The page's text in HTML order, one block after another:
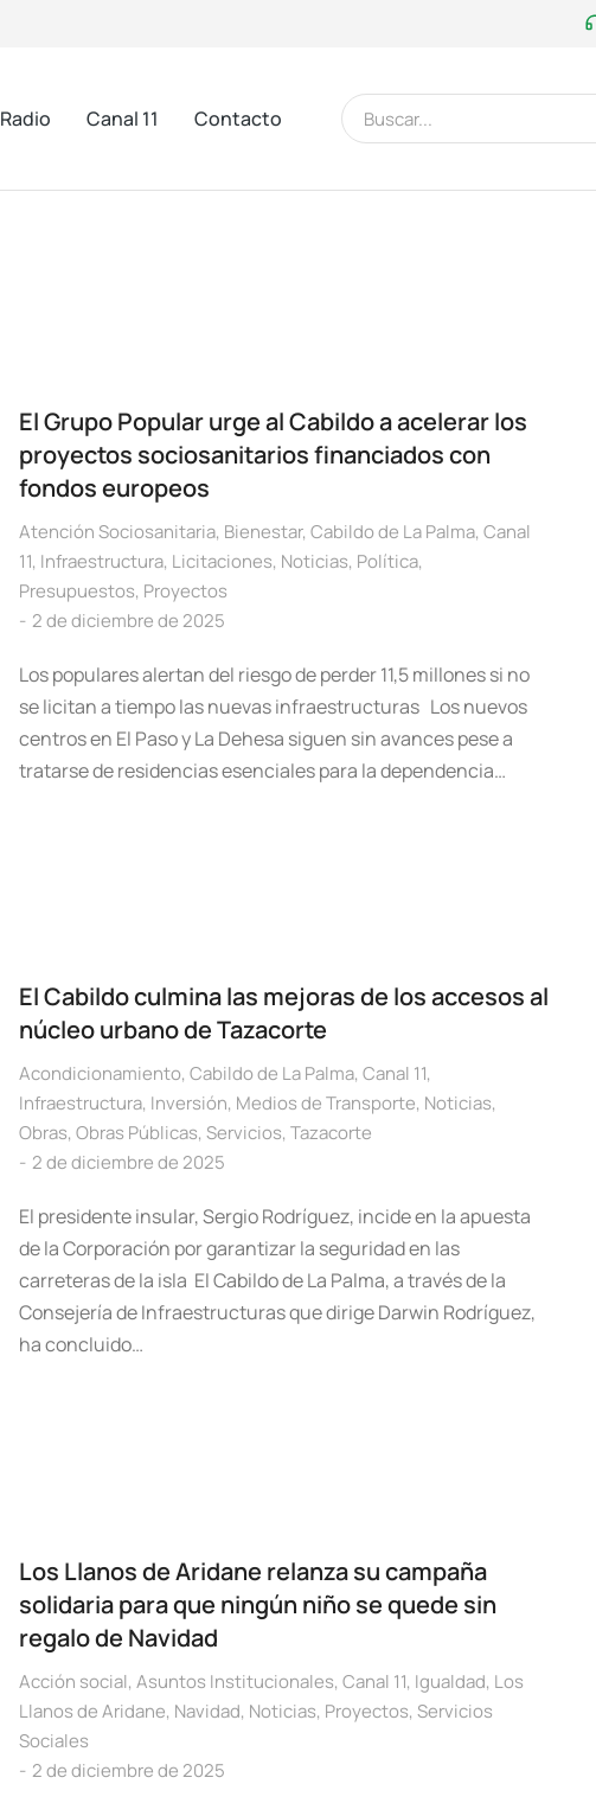
Radio Canal 11 Contacto
El Grupo Popular urge al Cabildo a acelerar los
proyectos sociosanitarios financiados con
fondos europeos
Atención Sociosanitaria, Bienestar, Cabildo de La Palma, Canal
11, Infraestructura, Licitaciones, Noticias, Política,
Presupuestos, Proyectos
2 de diciembre de 2025
Los populares alertan del riesgo de perder 11,5 millones si no
se licitan a tiempo las nuevas infraestructuras Los nuevos
centros en El Paso y La Dehesa siguen sin avances pese a
tratarse de residencias esenciales para la dependencia…
El Cabildo culmina las mejoras de los accesos al
núcleo urbano de Tazacorte
Acondicionamiento, Cabildo de La Palma, Canal 11,
Infraestructura, Inversión, Medios de Transporte, Noticias,
Obras, Obras Públicas, Servicios, Tazacorte
2 de diciembre de 2025
El presidente insular, Sergio Rodríguez, incide en la apuesta
de la Corporación por garantizar la seguridad en las
carreteras de la isla El Cabildo de La Palma, a través de la
Consejería de Infraestructuras que dirige Darwin Rodríguez,
ha concluido…
Los Llanos de Aridane relanza su campaña
solidaria para que ningún niño se quede sin
regalo de Navidad
Acción social, Asuntos Institucionales, Canal 11, Igualdad, Los
Llanos de Aridane, Navidad, Noticias, Proyectos, Servicios
Sociales
2 de diciembre de 2025